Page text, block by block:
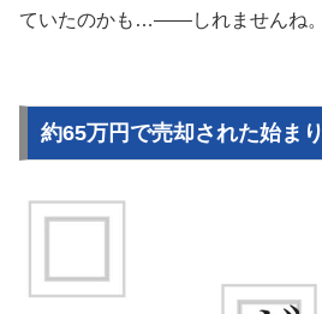
ていたのかも…——しれませんね。
約65万円で売却された始まり